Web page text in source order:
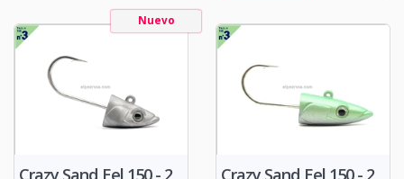
Nuevo
Crazy Sand Eel 150 - 2
Crazy Sand Eel 150 - 2